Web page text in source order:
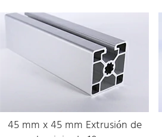
45 mm x 45 mm Extrusión de